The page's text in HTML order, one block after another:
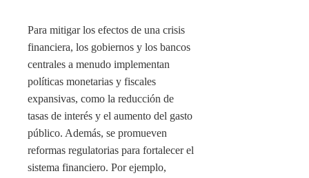
Para mitigar los efectos de una crisis
financiera, los gobiernos y los bancos
centrales a menudo implementan
políticas monetarias y fiscales
expansivas, como la reducción de
tasas de interés y el aumento del gasto
público. Además, se promueven
reformas regulatorias para fortalecer el
sistema financiero. Por ejemplo,